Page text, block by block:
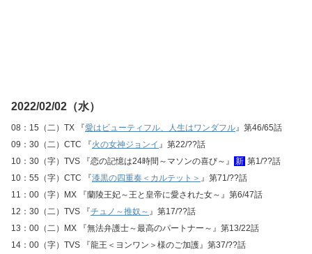
2022/02/02（水）
08：15（二）TX 『愛はビューティフル、人生はワンダフル』第46/65話
09：30（二）CTC 『火の女神ジョンイ 』第22/??話
10：30（字）TVS 『恋の記憶は24時間～マソンの喜び～』
新 第1/??話
10：55（字）CTC 『漆黒の四重奏＜カルテット＞ 』第71/??話
11：00（字）MX 『蘭陵王妃～王と皇帝に愛された女～』第6/47話
12：30（二）TVS 『チュノ～推奴～ 』第17/??話
13：00（二）MX 『無法弁護士～最高のパートナー～』第13/22話
14：00（字）TVS 『龍王＜ヨンワン＞様のご加護』第37/??話